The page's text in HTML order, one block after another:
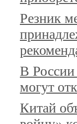
Резник
В
могут
Китай